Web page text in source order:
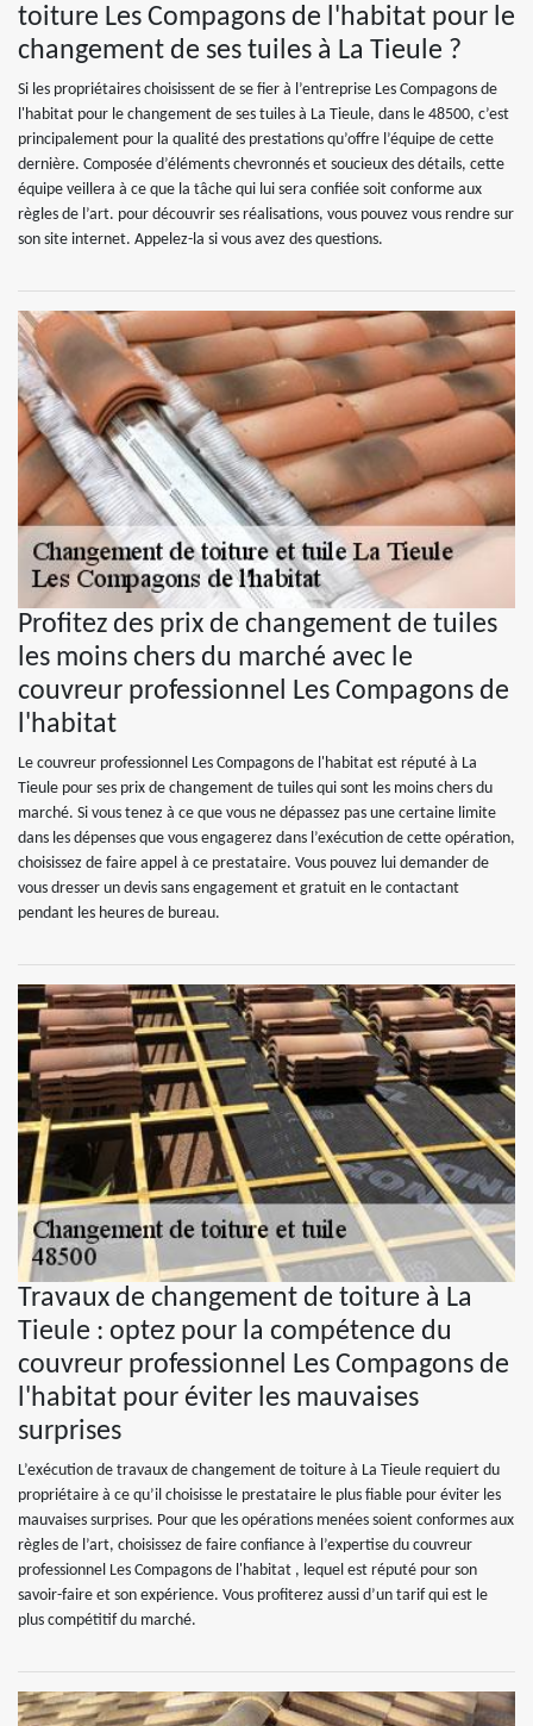
toiture Les Compagons de l'habitat pour le
changement de ses tuiles à La Tieule ?
Si les propriétaires choisissent de se fier à l’entreprise Les Compagons de
l'habitat pour le changement de ses tuiles à La Tieule, dans le 48500, c’est
principalement pour la qualité des prestations qu’offre l’équipe de cette
dernière. Composée d’éléments chevronnés et soucieux des détails, cette
équipe veillera à ce que la tâche qui lui sera confiée soit conforme aux
règles de l’art. pour découvrir ses réalisations, vous pouvez vous rendre sur
son site internet. Appelez-la si vous avez des questions.
Profitez des prix de changement de tuiles
les moins chers du marché avec le
couvreur professionnel Les Compagons de
l'habitat
Le couvreur professionnel Les Compagons de l'habitat est réputé à La
Tieule pour ses prix de changement de tuiles qui sont les moins chers du
marché. Si vous tenez à ce que vous ne dépassez pas une certaine limite
dans les dépenses que vous engagerez dans l’exécution de cette opération,
choisissez de faire appel à ce prestataire. Vous pouvez lui demander de
vous dresser un devis sans engagement et gratuit en le contactant
pendant les heures de bureau.
Travaux de changement de toiture à La
Tieule : optez pour la compétence du
couvreur professionnel Les Compagons de
l'habitat pour éviter les mauvaises
surprises
L’exécution de travaux de changement de toiture à La Tieule requiert du
propriétaire à ce qu’il choisisse le prestataire le plus fiable pour éviter les
mauvaises surprises. Pour que les opérations menées soient conformes aux
règles de l’art, choisissez de faire confiance à l’expertise du couvreur
professionnel Les Compagons de l'habitat , lequel est réputé pour son
savoir-faire et son expérience. Vous profiterez aussi d’un tarif qui est le
plus compétitif du marché.